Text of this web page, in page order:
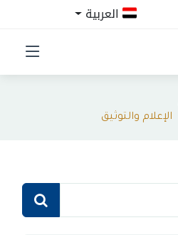
الإعلام والتوثيق